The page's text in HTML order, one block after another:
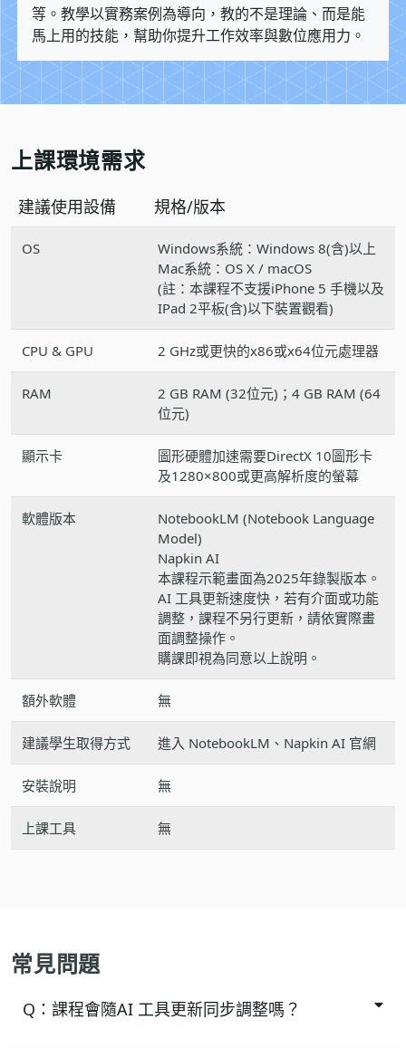
等。教學以實務案例為導向，教的不是理論、而是能
馬上用的技能，幫助你提升工作效率與數位應用力。
上課環境需求
建議使用設備 規格/版本
OS
Windows系統：Windows 8(含)以上
Mac系統：OS X / macOS
(註：本課程不支援iPhone 5 手機以及
IPad 2平板(含)以下裝置觀看)
CPU & GPU 2 GHz或更快的x86或x64位元處理器
RAM
2 GB RAM (32位元)；4 GB RAM (64
位元)
顯示卡
圖形硬體加速需要DirectX 10圖形卡
及1280×800或更高解析度的螢幕
軟體版本
NotebookLM (Notebook Language
Model)
Napkin AI
本課程示範畫面為2025年錄製版本。
AI 工具更新速度快，若有介面或功能
調整，課程不另行更新，請依實際畫
面調整操作。
購課即視為同意以上說明。
額外軟體 無
建議學生取得方式 進入 NotebookLM、Napkin AI 官網
安裝說明 無
上課工具 無
常見問題
Q： 課程會隨AI 工具更新同步調整嗎？